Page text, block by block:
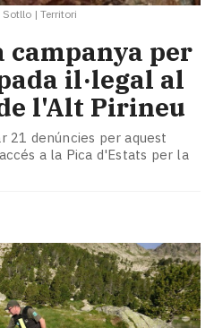
Sotllo | Territori
campanya per
il·legal al
l'Alt Pirineu
21 denúncies per aquest
a la Pica d'Estats per la